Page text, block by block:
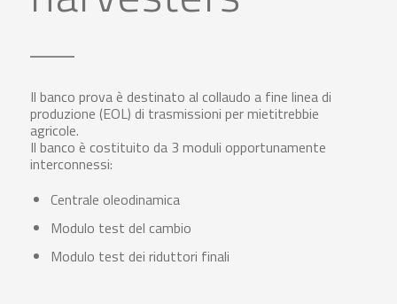
Il banco prova è destinato al collaudo a fine linea di
produzione (EOL) di trasmissioni per mietitrebbie
agricole.
Il banco è costituito da 3 moduli opportunamente
interconnessi:
Centrale oleodinamica
Modulo test del cambio
Modulo test dei riduttori finali